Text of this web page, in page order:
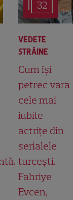
32
VEDETE
STRĂINE
Cum își
petrec vara
cele mai
iubite
actrițe din
serialele
turcești.
Fahriye
Evcen,